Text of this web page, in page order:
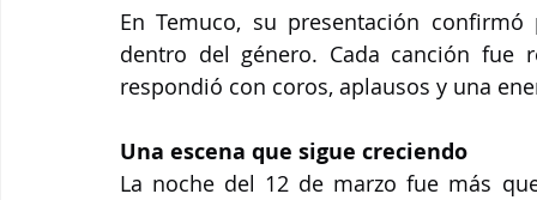
En Temuco, su presentación
dentro del género. Cada canción fue
respondió con coros, aplausos y una
Una escena que sigue creciendo
La noche del 12 de marzo fue más